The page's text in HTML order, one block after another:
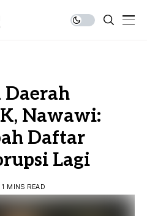
Daerah
Nawawi:
Daftar
Lagi
1 MINS READ